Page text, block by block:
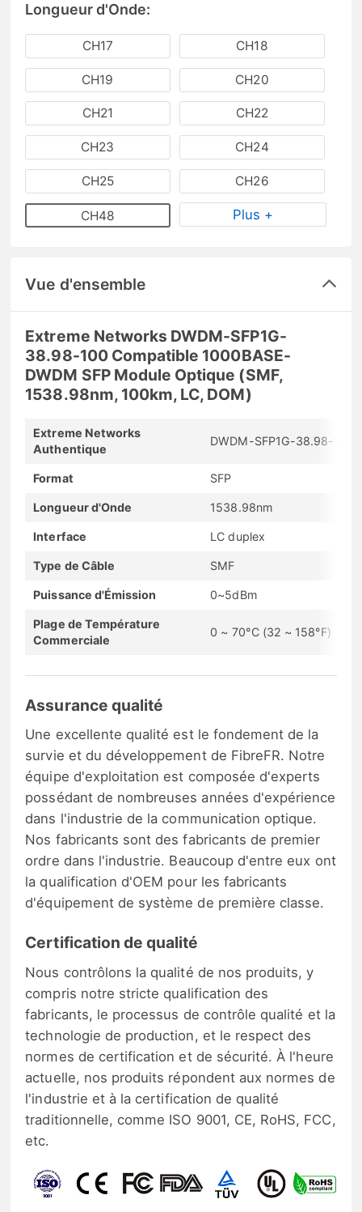
Longueur d'Onde:
CH17 CH18
CH19 CH20
CH21 CH22
CH23 CH24
CH25 CH26
CH48 Plus +
Vue d'ensemble
Extreme Networks DWDM-SFP1G-
38.98-100 Compatible 1000BASE-
DWDM SFP Module Optique (SMF,
1538.98nm, 100km, LC, DOM)
Extreme Networks
Authentique
DWDM-SFP1G-38.98-100
Format SFP
Longueur d'Onde 1538.98nm
Interface LC duplex
Type de Câble SMF
Puissance d'Émission 0~5dBm
Plage de Température
Commerciale
0 ~ 70°C (32 ~ 158°F)
Assurance qualité
Une excellente qualité est le fondement de la
survie et du développement de FibreFR. Notre
équipe d'exploitation est composée d'experts
possédant de nombreuses années d'expérience
dans l'industrie de la communication optique.
Nos fabricants sont des fabricants de premier
ordre dans l'industrie. Beaucoup d'entre eux ont
la qualification d'OEM pour les fabricants
d'équipement de système de première classe.
Certification de qualité
Nous contrôlons la qualité de nos produits, y
compris notre stricte qualification des
fabricants, le processus de contrôle qualité et la
technologie de production, et le respect des
normes de certification et de sécurité. À l'heure
actuelle, nos produits répondent aux normes de
l'industrie et à la certification de qualité
traditionnelle, comme ISO 9001, CE, RoHS, FCC,
etc.